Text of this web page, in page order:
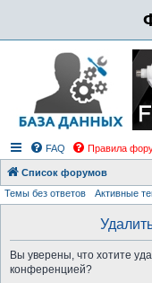
FAQ Правила
Список форумов
Темы без ответов Активные
Вы уверены, что хотите
конференцией?